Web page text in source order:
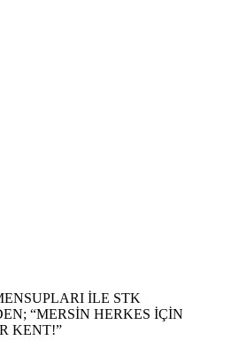
İLE STK
“MERSİN HERKES İÇİN
KENT!”